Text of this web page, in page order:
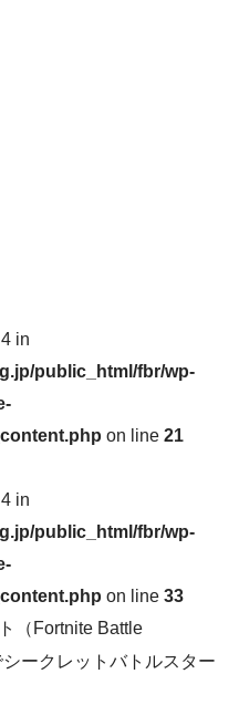
in
public_html/fbr/wp-
on line 21
in
public_html/fbr/wp-
on line 33
（Fortnite Battle
ークレットバトルスター